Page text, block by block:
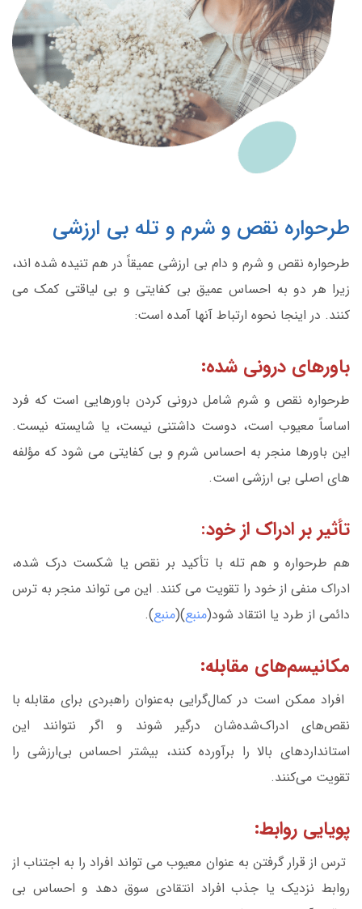
طرحواره نقص و شرم و تله بی ارزشی
طرحواره نقص و شرم و دام بی ارزشی عمیقاً در هم تنیده شده اند،
زیرا هر دو به احساس عمیق بی کفایتی و بی لیاقتی کمک می
کنند. در اینجا نحوه ارتباط آنها آمده است:
باورهای درونی شده:
طرحواره نقص و شرم شامل درونی کردن باورهایی است که فرد
اساساً معیوب است، دوست داشتنی نیست، یا شایسته نیست.
این باورها منجر به احساس شرم و بی کفایتی می شود که مؤلفه
های اصلی بی ارزشی است.
تأثیر بر ادراک از خود:
هم طرحواره و هم تله با تأکید بر نقص یا شکست درک شده،
ادراک منفی از خود را تقویت می کنند. این می تواند منجر به ترس
دائمی از طرد یا انتقاد شود(منبع)(منبع).
مکانیسم‌های مقابله:
افراد ممکن است در کمال‌گرایی به‌عنوان راهبردی برای مقابله با
نقص‌های ادراک‌شده‌شان درگیر شوند و اگر نتوانند این
استانداردهای بالا را برآورده کنند، بیشتر احساس بی‌ارزشی را
تقویت می‌کنند.
پویایی روابط:
ترس از قرار گرفتن به عنوان معیوب می تواند افراد را به اجتناب از
روابط نزدیک یا جذب افراد انتقادی سوق دهد و احساس بی